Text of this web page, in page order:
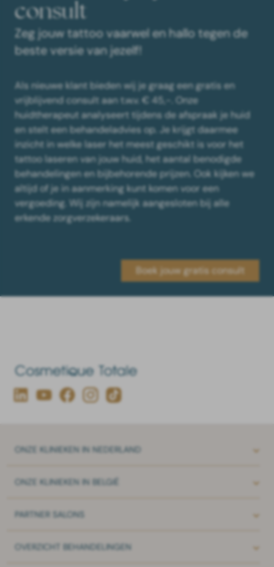
consult
Zeg jouw tattoo vaarwel en hallo tegen de
beste versie van jezelf!
Als nieuwe klant bieden wij je graag een gratis en
vrijblijvend consult aan t.w.v. € 45,-. Onze
huidtherapeut analyseert tijdens de afspraak je huid
en stelt een behandeladvies op. Je krijgt daarmee
inzicht in welke laser het meest geschikt is voor het
tattoo laseren van jouw huid, het aantal benodigde
behandelingen en bijbehorende prijzen. Ook kijken we
altijd of je in aanmerking kunt komen voor een
vergoeding. Wij zijn namelijk aangesloten bij alle
erkende zorgverzekeraars.
Boek jouw gratis consult
ONZE KLINIEKEN IN NEDERLAND
ONZE KLINIEKEN IN BELGIË
PARTNER SALONS
OVERZICHT BEHANDELINGEN